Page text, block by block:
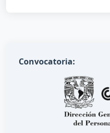
Convocatoria: